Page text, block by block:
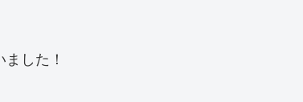
した！